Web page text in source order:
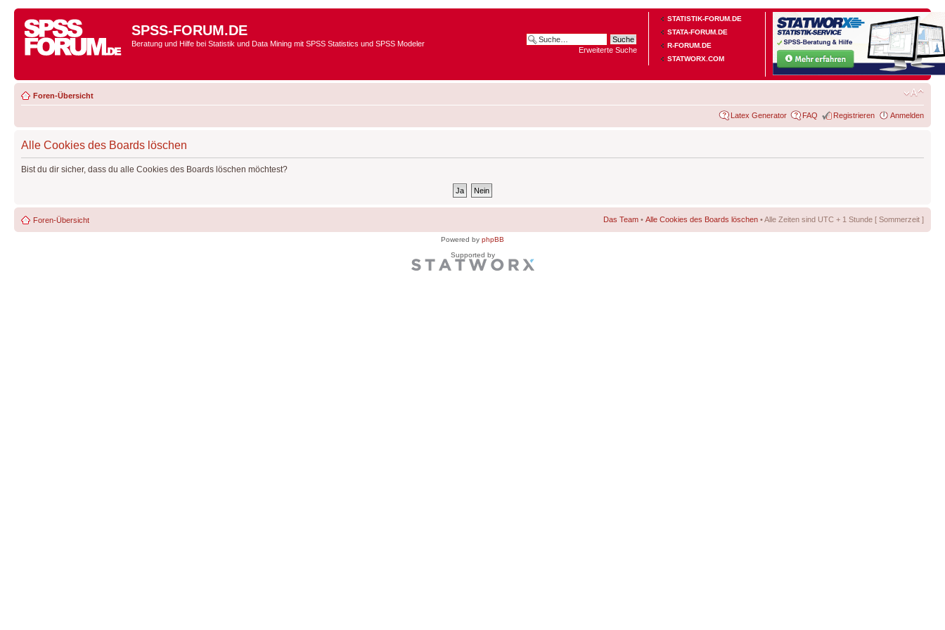
STATISTIK-FORUM.DE
STATA-FORUM.DE
R-FORUM.DE
STATWORX.COM
SPSS-FORUM.DE
Beratung und Hilfe bei Statistik und Data Mining mit SPSS Statistics und SPSS Modeler
Erweiterte Suche
Foren-Übersicht
Latex Generator FAQ Registrieren Anmelden
Alle Cookies des Boards löschen
Bist du dir sicher, dass du alle Cookies des Boards löschen möchtest?
Foren-Übersicht Das Team • Alle Cookies des Boards löschen • Alle Zeiten sind UTC + 1 Stunde [ Sommerzeit ]
Powered by phpBB
Supported by